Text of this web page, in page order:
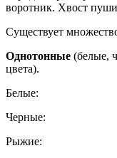
воротник. Хвост
Существует
Однотонные (белые,
цвета).
Белые:
Черные:
Рыжие: